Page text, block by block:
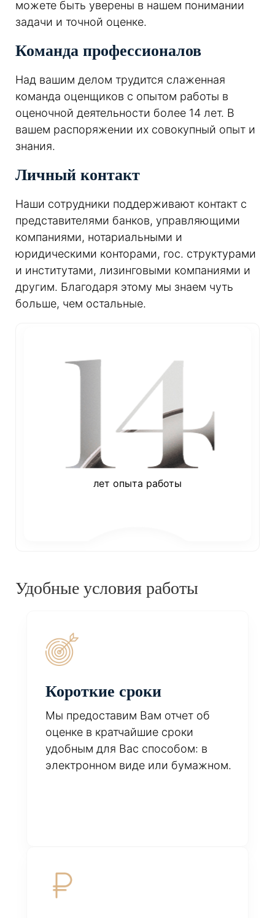
можете быть уверены в нашем понимании
задачи и точной оценке.
Команда профессионалов
Над вашим делом трудится слаженная
команда оценщиков с опытом работы в
оценочной деятельности более 14 лет. В
вашем распоряжении их совокупный опыт и
знания.
Личный контакт
Наши сотрудники поддерживают контакт с
представителями банков, управляющими
компаниями, нотариальными и
юридическими конторами, гос. структурами
и институтами, лизинговыми компаниями и
другим. Благодаря этому мы знаем чуть
больше, чем остальные.
лет опыта работы
Удобные условия работы
Короткие сроки
Мы предоставим Вам отчет об
оценке в кратчайшие сроки
удобным для Вас способом: в
электронном виде или бумажном.